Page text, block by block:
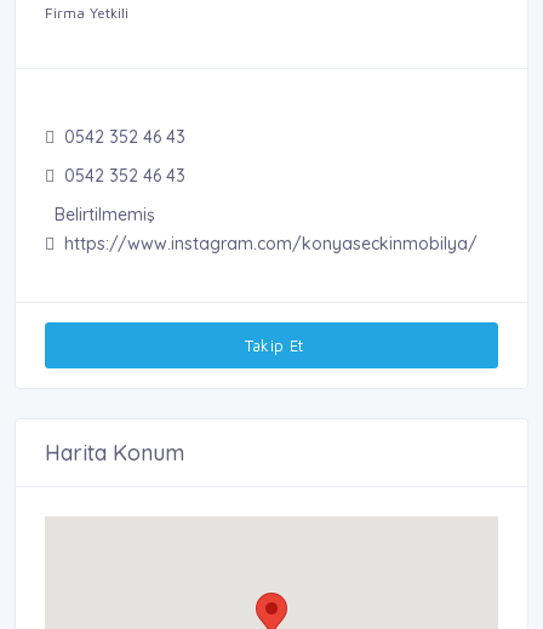
Firma Yetkili
0542 352 46 43
0542 352 46 43
Belirtilmemiş
https://www.instagram.com/konyaseckinmobilya/
Takip Et
Harita Konum